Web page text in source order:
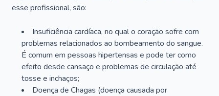
esse profissional, são:
Insuficiência cardíaca, no qual o coração sofre com
problemas relacionados ao bombeamento do sangue.
É comum em pessoas hipertensas e pode ter como
efeito desde cansaço e problemas de circulação até
tosse e inchaços;
Doença de Chagas (doença causada por